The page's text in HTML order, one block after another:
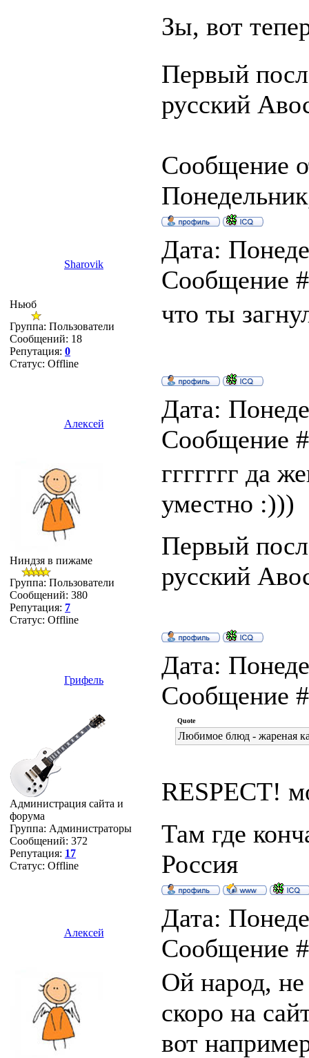
Зы, вот
Первый
русский
Сообщение
Sharovik
Дата:
Сообщение
Ньюб
Группа: Пользователи
Сообщений: 18
Репутация: 0
Статус: Offline
что ты
Алексей
Дата:
Сообщение
Ниндзя в пижаме
Группа: Пользователи
Сообщений: 380
Репутация: 7
Статус: Offline
ггггггг да
уместно :)))
Первый
русский
Грифель
Дата:
Сообщение
Администрация сайта и
форума
Группа: Администраторы
Сообщений: 372
Репутация: 17
Статус: Offline
Quote
Любимое блюд - жареная
RESPECT!
Там где
Россия
Алексей
Дата:
Сообщение
Ой народ,
скоро на
вот